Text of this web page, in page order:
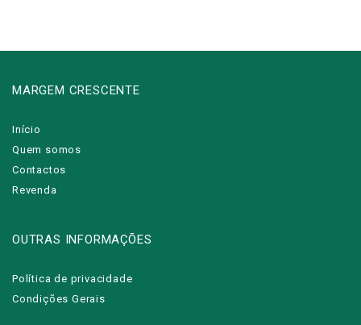
MARGEM CRESCENTE
Início
Quem somos
Contactos
Revenda
OUTRAS INFORMAÇÕES
Política de privacidade
Condições Gerais